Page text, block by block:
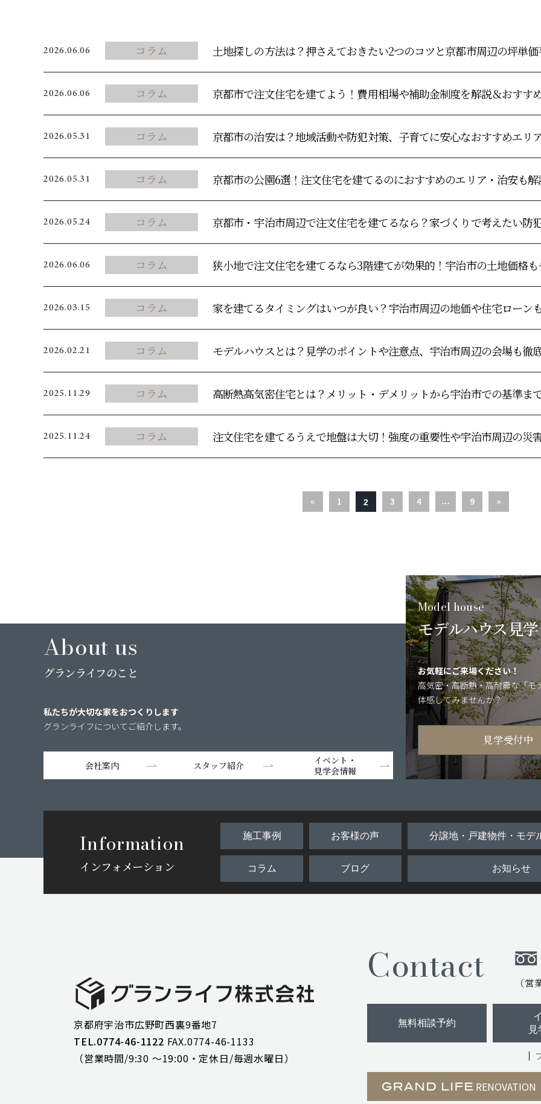
2026.06.06 コラム 土地探しの方法は？押さえておきたい2つのコツと京都市周辺の坪単
2026.06.06 コラム 京都市で注文住宅を建てよう！費用相場や補助金制度を解説＆おすす
2026.05.31 コラム 京都市の治安は？地域活動や防犯対策、子育てに安心なおすすめエリ
2026.05.31 コラム 京都市の公園6選！注文住宅を建てるのにおすすめのエリア・治安も解
2026.05.24 コラム 京都市・宇治市周辺で注文住宅を建てるなら？家づくりで考えたい防
2026.06.06 コラム 狭小地で注文住宅を建てるなら3階建てが効果的！宇治市の土地価格
2026.03.15 コラム 家を建てるタイミングはいつが良い？宇治市周辺の地価や住宅ローン
2026.02.21 コラム モデルハウスとは？見学のポイントや注意点、宇治市周辺の会場も徹
2025.11.29 コラム 高断熱高気密住宅とは？メリット・デメリットから宇治市での基準ま
2025.11.24 コラム 注文住宅を建てるうえで地盤は大切！強度の重要性や宇治市周辺の災
« 1 2 3 4 … 9 »
About us
グランライフのこと
私たちが大切な家をおつくりします
グランライフについてご紹介します。
会社案内 スタッフ紹介
イベント・
見学会情報
Model house
モデルハウス見学
お気軽にご来場ください！
高気密・高断熱・高耐震な「モ
体感してみませんか？
見学受付中
Information
インフォメーション
施工事例 お客様の声 分譲地・戸建物件・モデ
コラム ブログ お知らせ
京都府宇治市広野町西裏9番地7
TEL.0774-46-1122 FAX.0774-46-1133
（営業時間/9:30 ～19:00・ 定休日/毎週水曜日）
Contact （
無料相談予約